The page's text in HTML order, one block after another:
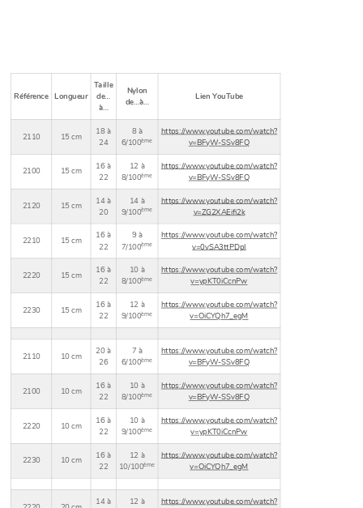
Référence Longueur
Taille
de…
à…
Nylon
de…à…
Lien YouTube
2110 15 cm
18 à
24
8 à
6/100ème
https://www.youtube.com/watch?
v=BFyW-SSv8FQ
2100 15 cm
16 à
22
12 à
8/100ème
https://www.youtube.com/watch?
v=BFyW-SSv8FQ
2120 15 cm
14 à
20
14 à
9/100ème
https://www.youtube.com/watch?
v=ZG2XAEifi2k
2210 15 cm
16 à
22
9 à
7/100ème
https://www.youtube.com/watch?
v=0vSA3ttPDpI
2220 15 cm
16 à
22
10 à
8/100ème
https://www.youtube.com/watch?
v=ypKT0iCcnPw
2230 15 cm
16 à
22
12 à
9/100ème
https://www.youtube.com/watch?
v=OiCYQh7_egM
2110 10 cm
20 à
26
7 à
6/100ème
https://www.youtube.com/watch?
v=BFyW-SSv8FQ
2100 10 cm
16 à
22
10 à
8/100ème
https://www.youtube.com/watch?
v=BFyW-SSv8FQ
2220 10 cm
16 à
22
10 à
9/100ème
https://www.youtube.com/watch?
v=ypKT0iCcnPw
2230 10 cm
16 à
22
12 à
10/100ème
https://www.youtube.com/watch?
v=OiCYQh7_egM
14 à
12 à
https://www.youtube.com/watch?